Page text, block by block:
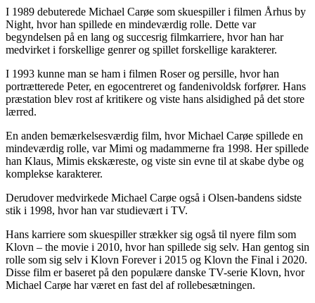
I 1989 debuterede Michael Carøe som skuespiller i filmen Århus by
Night, hvor han spillede en mindeværdig rolle. Dette var
begyndelsen på en lang og succesrig filmkarriere, hvor han har
medvirket i forskellige genrer og spillet forskellige karakterer.
I 1993 kunne man se ham i filmen Roser og persille, hvor han
portrætterede Peter, en egocentreret og fandenivoldsk forfører. Hans
præstation blev rost af kritikere og viste hans alsidighed på det store
lærred.
En anden bemærkelsesværdig film, hvor Michael Carøe spillede en
mindeværdig rolle, var Mimi og madammerne fra 1998. Her spillede
han Klaus, Mimis ekskæreste, og viste sin evne til at skabe dybe og
komplekse karakterer.
Derudover medvirkede Michael Carøe også i Olsen-bandens sidste
stik i 1998, hvor han var studievært i TV.
Hans karriere som skuespiller strækker sig også til nyere film som
Klovn – the movie i 2010, hvor han spillede sig selv. Han gentog sin
rolle som sig selv i Klovn Forever i 2015 og Klovn the Final i 2020.
Disse film er baseret på den populære danske TV-serie Klovn, hvor
Michael Carøe har været en fast del af rollebesætningen.